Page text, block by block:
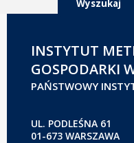
INSTYTUT
GOSPODARKI
PAŃSTWOWY
UL. PODLEŚNA 61
01-673 WARSZAWA